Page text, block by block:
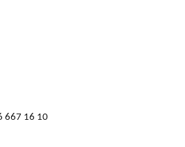
667 16 10